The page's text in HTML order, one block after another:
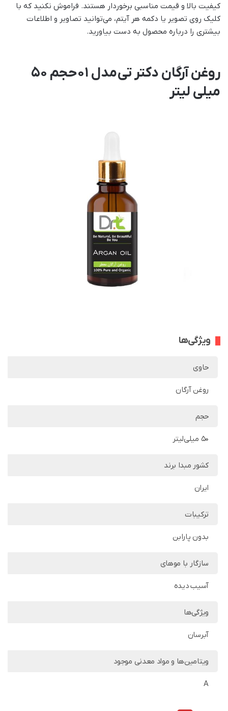
کیفیت بالا و قیمت مناسبی برخوردار هستند. فراموش نکنید که با
کلیک روی تصویر یا دکمه هر آیتم، می‌توانید تصاویر و اطلاعات
بیشتری را درباره محصول به دست بیاورید.
روغن آرگان دکتر تی مدل 01 حجم 50
میلی لیتر
ویژگی‌ها
حاوی
روغن آرگان
حجم
50 میلی‌لیتر
کشور مبدا برند
ایران
ترکیبات
بدون پارابن
سازگار با موهای
آسیب دیده
ویژگی‌ها
آبرسان
ویتامین‌ها و مواد معدنی موجود
A